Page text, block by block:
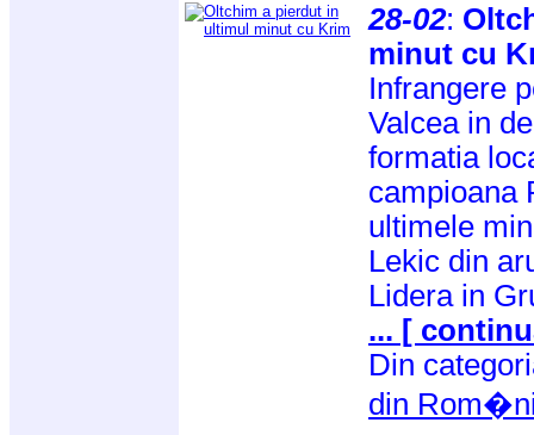
28-02:
minut cu
Infrangere
Valcea in
formatia
campioana
ultimele
Lekic din
Lidera in
... [
Din
din